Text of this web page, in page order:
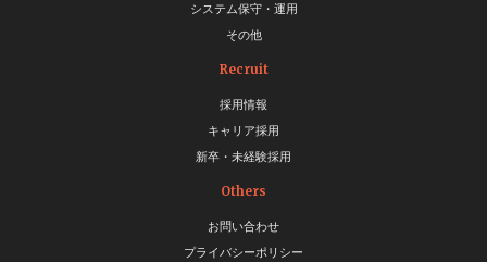
システム保守・運用
その他
Recruit
採用情報
キャリア採用
新卒・未経験採用
Others
お問い合わせ
プライバシーポリシー